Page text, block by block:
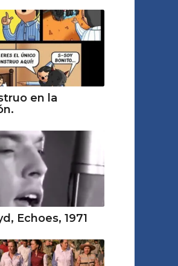
en la
Echoes, 1971